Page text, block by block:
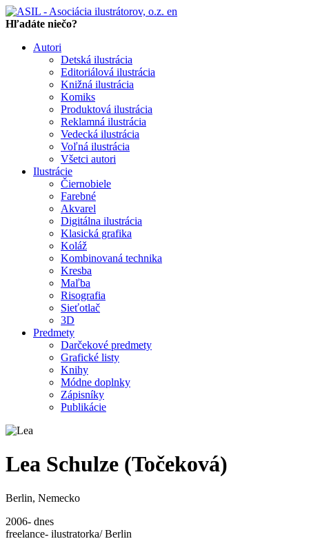
en
Hľadáte niečo?
Autori
Detská ilustrácia
Editoriálová ilustrácia
Knižná ilustrácia
Komiks
Produktová ilustrácia
Reklamná ilustrácia
Vedecká ilustrácia
Voľná ilustrácia
Všetci autori
Ilustrácie
Čiernobiele
Farebné
Akvarel
Digitálna ilustrácia
Klasická grafika
Koláž
Kombinovaná technika
Kresba
Maľba
Risografia
Sieťotlač
3D
Predmety
Darčekové predmety
Grafické listy
Knihy
Módne doplnky
Zápisníky
Publikácie
Lea Schulze (Točeková)
Berlin, Nemecko
2006- dnes
freelance- ilustratorka/ Berlin